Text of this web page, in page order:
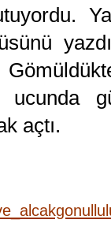
ucunda
açtı.